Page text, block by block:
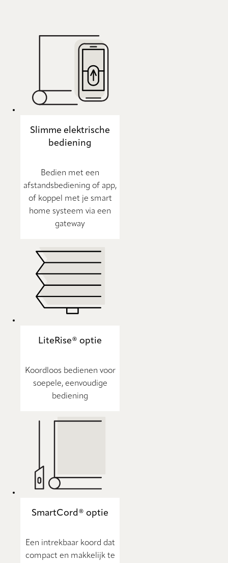
Slimme elektrische
bediening
Bedien met een
afstandsbediening of app,
of koppel met je smart
home systeem via een
gateway
LiteRise® optie
Koordloos bedienen voor
soepele, eenvoudige
bediening
SmartCord® optie
Een intrekbaar koord dat
compact en makkelijk te